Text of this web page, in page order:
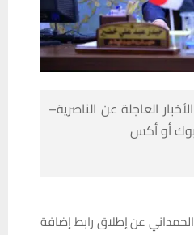
العاجلة عن الناصرية–
أو أكس
عن إطلاق رابط إضافة